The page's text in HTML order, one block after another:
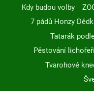
Kdy budou volby
7 pádů Honzy
Tatarák
Pěstování
Tvarohové